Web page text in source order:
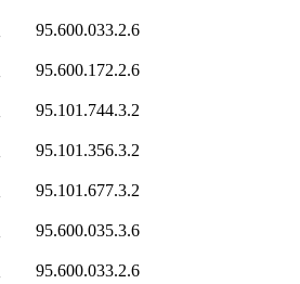
95.600.033.2.6
95.600.172.2.6
95.101.744.3.2
95.101.356.3.2
95.101.677.3.2
95.600.035.3.6
95.600.033.2.6